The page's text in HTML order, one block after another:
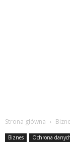
Strona główna
Biznes Ochrona